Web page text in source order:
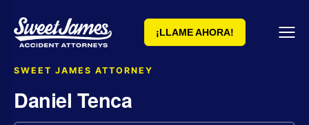
¡LLAME AHORA!
SWEET JAMES ATTORNEY
Daniel Tenca